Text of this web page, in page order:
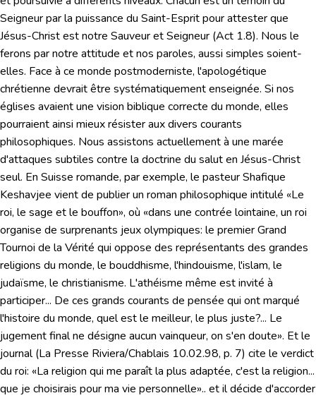
Seigneur par la puissance du Saint-Esprit pour attester que
Jésus-Christ est notre Sauveur et Seigneur (Act 1.8). Nous le
ferons par notre attitude et nos paroles, aussi simples soient-
elles. Face à ce monde postmoderniste, l'apologétique
chrétienne devrait être systématiquement enseignée. Si nos
églises avaient une vision biblique correcte du monde, elles
pourraient ainsi mieux résister aux divers courants
philosophiques. Nous assistons actuellement à une marée
d'attaques subtiles contre la doctrine du salut en Jésus-Christ
seul. En Suisse romande, par exemple, le pasteur Shafique
Keshavjee vient de publier un roman philosophique intitulé «Le
roi, le sage et le bouffon», où «dans une contrée lointaine, un roi
organise de surprenants jeux olympiques: le premier Grand
Tournoi de la Vérité qui oppose des représentants des grandes
religions du monde, le bouddhisme, l'hindouisme, l'islam, le
judaïsme, le christianisme. L'athéisme même est invité à
participer... De ces grands courants de pensée qui ont marqué
l'histoire du monde, quel est le meilleur, le plus juste?... Le
jugement final ne désigne aucun vainqueur, on s'en doute». Et le
journal (La Presse Riviera/Chablais 10.02.98, p. 7) cite le verdict
du roi: «La religion qui me paraît la plus adaptée, c'est la religion...
que je choisirais pour ma vie personnelle».. et il décide d'accorder